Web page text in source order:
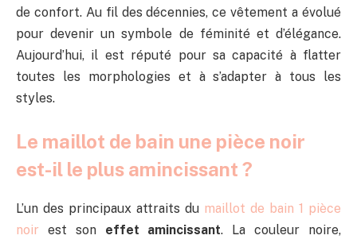
de confort. Au fil des décennies, ce vêtement a évolué
pour devenir un symbole de féminité et d’élégance.
Aujourd’hui, il est réputé pour sa capacité à flatter
toutes les morphologies et à s’adapter à tous les
styles.
Le maillot de bain une pièce noir
est-il le plus amincissant ?
L’un des principaux attraits du maillot de bain 1 pièce
noir est son effet amincissant. La couleur noire,